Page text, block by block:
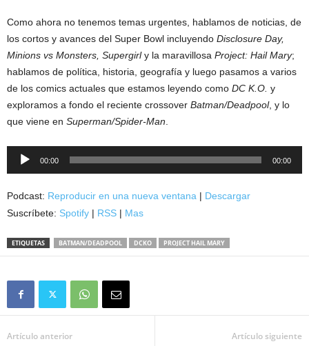
Como ahora no tenemos temas urgentes, hablamos de noticias, de
los cortos y avances del Super Bowl incluyendo Disclosure Day,
Minions vs Monsters, Supergirly la maravillosa Project: Hail Mary;
hablamos de política, historia, geografía y luego pasamos a varios
de los comics actuales que estamos leyendo como DC K.O. y
exploramos a fondo el reciente crossover Batman/Deadpool, y lo
que viene en Superman/Spider-Man
Reproductor
00:00 00:00
Podcast: Reproducir en una nueva ventana | Descargar
Suscríbete: Spotify | RSS | Mas
ETIQUETAS BATMAN/DEADPOOL DCKO PROJECT HAIL MARY
Artículo anterior Artículo siguiente